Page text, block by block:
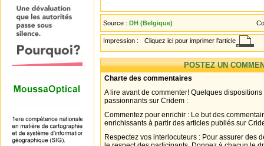
Source : DH (Belgique)
Impression : Cliquez ici pour imprimer l'article
POSTEZ UN
Charte des commentaires
A lire avant de commenter! Quelques
passionnants sur Cridem :
Commentez pour enrichir : Le but des
enrichissants à partir des articles publiés sur
Respectez vos interlocuteurs : Pour assurer des